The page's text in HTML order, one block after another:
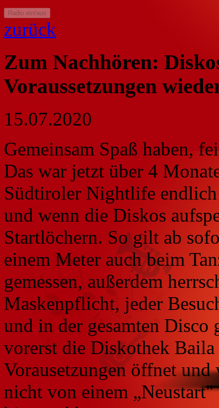
Radio ein/aus
zurück
Zum Nachhören:
Voraussetzungen
15.07.2020
Gemeinsam Spaß haben,
Das war jetzt über 4
Südtiroler Nightlife
und wenn die Diskos
Startlöchern. So gilt ab
einem Meter auch beim
gemessen, außerdem
Maskenpflicht, jeder
und in der gesamten
vorerst die Diskothek
Vorausetzungen öffnet
nicht von einem